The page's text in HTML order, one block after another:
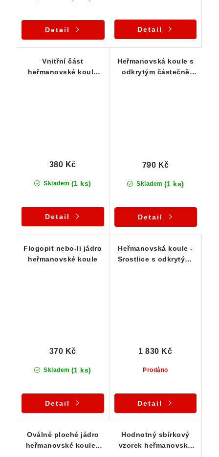
Detail Detail
Vnitřní část
heřmanovské koule
Skladem (1 ks)
380 Kč
Detail
Heřmanovská koule s
odkrytým částečně
Skladem (1 ks)
790 Kč
Detail
Flogopit nebo-li jádro
heřmanovské koule
Skladem (1 ks)
370 Kč
Detail
Heřmanovská koule -
Srostlice s odkrytými
Prodáno
1 830 Kč
Detail
Oválné ploché jádro
heřmanovské koule -
Hodnotný sbírkový
vzorek heřmanovské